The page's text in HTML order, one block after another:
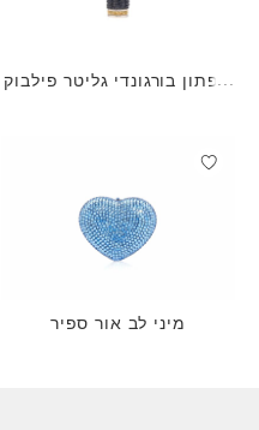
שפתון בורגונדי גליטר פילבוק
מיני לב אור ספיר